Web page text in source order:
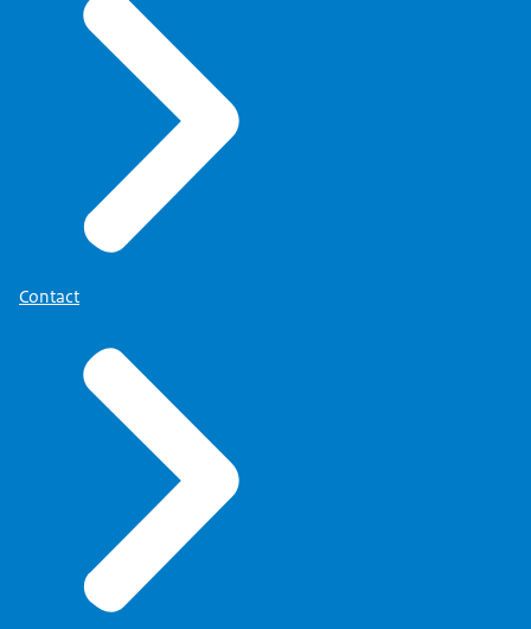
Contact